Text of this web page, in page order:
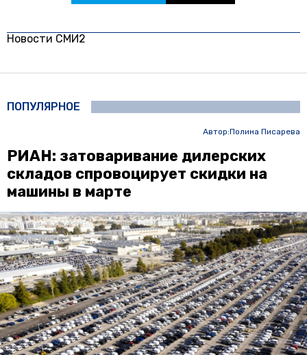
Новости СМИ2
ПОПУЛЯРНОЕ
Автор:Полина Писарева
РИАН: затоваривание дилерских
складов спровоцирует скидки на
машины в марте